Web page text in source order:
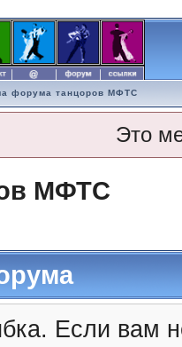
форума танцоров МФТС
Это
МФТС
Если вам